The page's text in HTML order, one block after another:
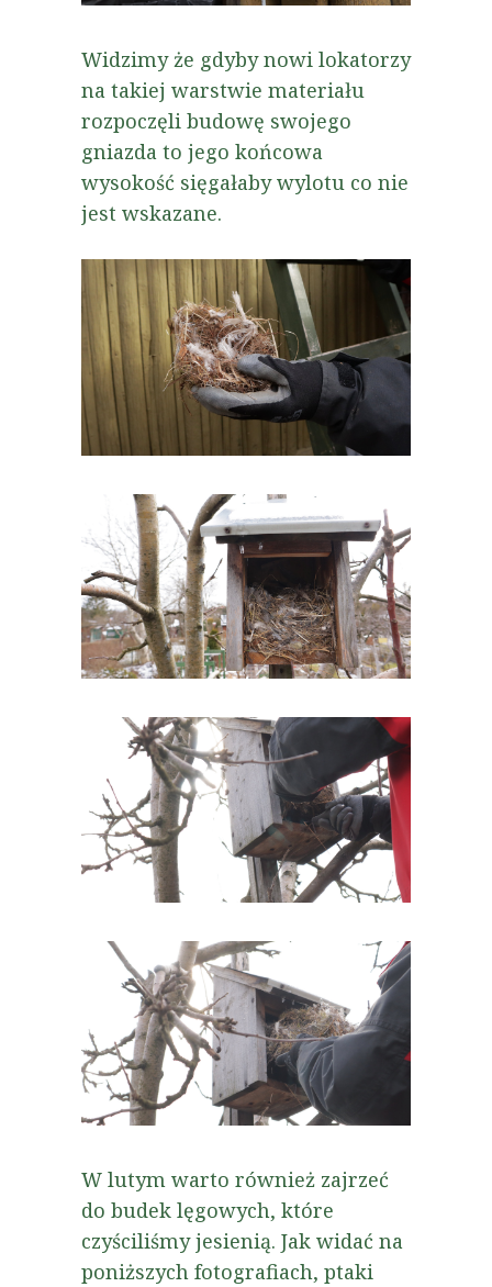
Widzimy że gdyby nowi lokatorzy
na takiej warstwie materiału
rozpoczęli budowę swojego
gniazda to jego końcowa
wysokość sięgałaby wylotu co nie
jest wskazane.
W lutym warto również zajrzeć
do budek lęgowych, które
czyściliśmy jesienią. Jak widać na
poniższych fotografiach, ptaki